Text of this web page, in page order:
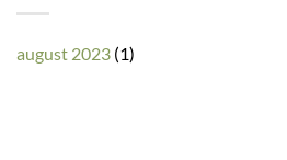
august 2023 (1)